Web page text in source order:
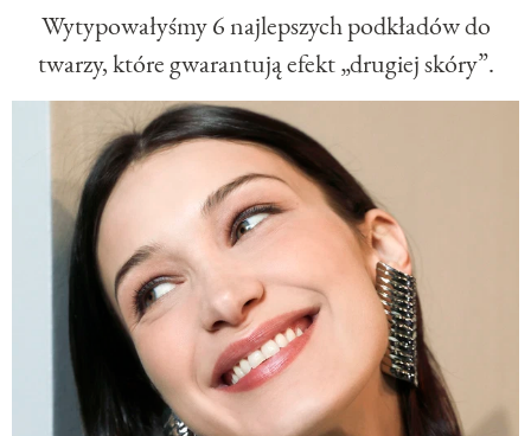
Wytypowałyśmy 6 najlepszych podkładów do
twarzy, które gwarantują efekt „drugiej skóry”.